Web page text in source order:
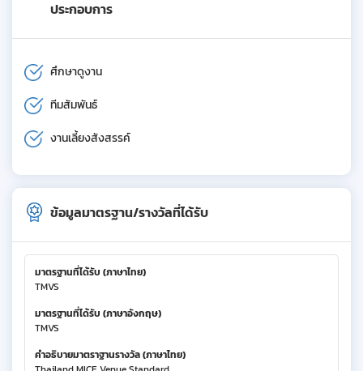
ประกอบการ
ศึกษาดูงาน
ทีมสัมพันธ์
งานเลี้ยงสังสรรค์
ข้อมูลมาตรฐาน/รางวัลที่ได้รับ
มาตรฐานที่ได้รับ (ภาษาไทย)
TMVS
มาตรฐานที่ได้รับ (ภาษาอังกฤษ)
TMVS
คำอธิบายมาตราฐานรางวัล (ภาษาไทย)